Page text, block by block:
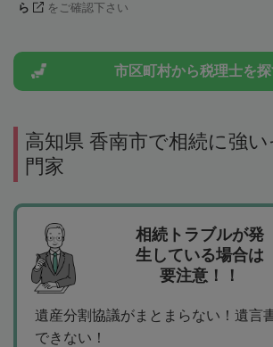
ら
をご確認下さい
市区町村から税理士を
高知県 香南市で相続に強
門家
相続トラブルが発
生している場合は
要注意！！
遺産分割協議がまとまらない！遺言
できない！